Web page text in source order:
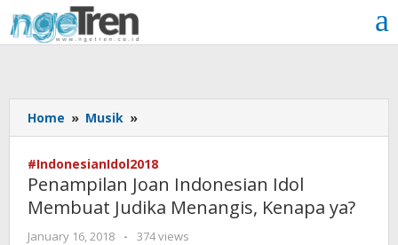
to
content
Home » Musik »
Joan
Idol
Membuat
Judika
Menangis,
#IndonesianIdol2018
Penampilan Joan Indonesian Idol
Membuat Judika Menangis, Kenapa ya?
January 16, 2018
by
- 374 views